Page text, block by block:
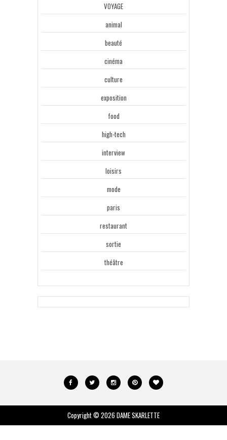
VOYAGE
animal
beauté
cinéma
culture
exposition
food
high-tech
interview
loisirs
mode
paris
restaurant
sortie
théâtre
Copyright © 2026 DAME SKARLETTE